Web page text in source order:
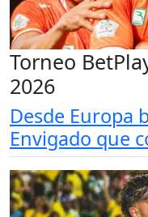
Torneo
2026
Desde Europa
Envigado que